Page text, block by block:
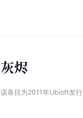
灰烬
该条目为2011年Ubioft发